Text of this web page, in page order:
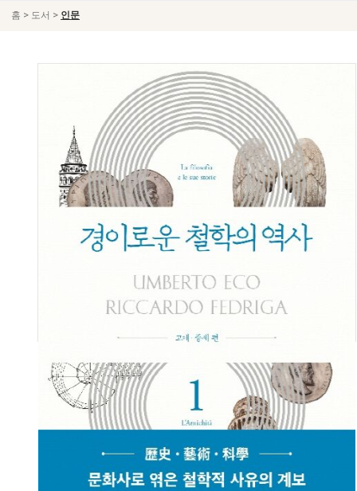
홈 > 도서 > 인문